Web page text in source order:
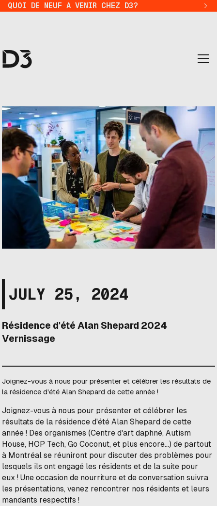
QUOI DE NEUF A VENIR CHEZ D3?
JULY 25, 2024
Résidence d'été Alan Shepard 2024
Vernissage
Joignez-vous à nous pour présenter et célébrer les résultats de
la résidence d'été Alan Shepard de cette année !
Joignez-vous à nous pour présenter et célébrer les
résultats de la résidence d'été Alan Shepard de cette
année ! Des organismes (Centre d'art daphné, Autism
House, HOP Tech, Go Coconut, et plus encore...) de partout
à Montréal se réuniront pour discuter des problèmes pour
lesquels ils ont engagé les résidents et de la suite pour
eux ! Une occasion de nourriture et de conversation suivra
les présentations, venez rencontrer nos résidents et leurs
mandants respectifs !